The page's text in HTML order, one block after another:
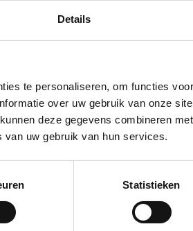
Details
te personaliseren, om functies
over uw gebruik van onze
deze gegevens combineren
uw gebruik van hun services.
Statistieken
Binnenkijken